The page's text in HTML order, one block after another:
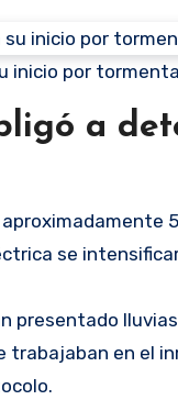
inicio por
a
se
presentado
trabajaban en el